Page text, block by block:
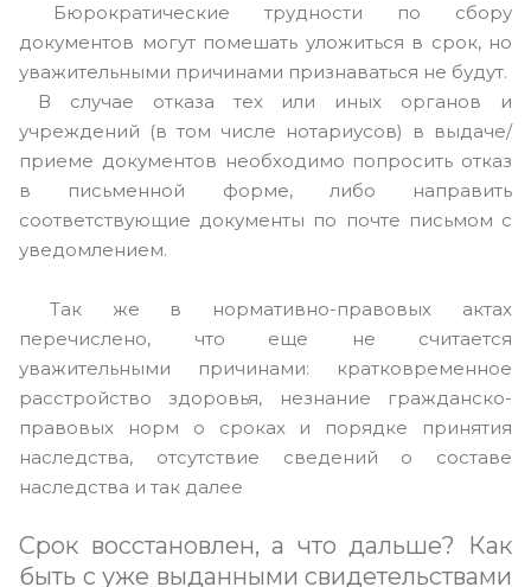
Бюрократические трудности по сбору
документов могут помешать уложиться в срок, но
уважительными причинами признаваться не будут.
В случае отказа тех или иных органов и
учреждений (в том числе нотариусов) в выдаче/
приеме документов необходимо попросить отказ
в письменной форме, либо направить
соответствующие документы по почте письмом с
уведомлением.
Так же в нормативно-правовых актах
перечислено, что еще не считается
уважительными причинами: кратковременное
расстройство здоровья, незнание гражданско-
правовых норм о сроках и порядке принятия
наследства, отсутствие сведений о составе
наследства и так далее
Срок восстановлен, а что дальше? Как
быть с уже выданными свидетельствами